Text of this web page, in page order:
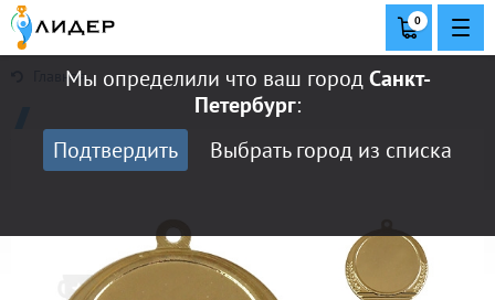
Мы определили что ваш городСанкт-
Петербург:
Подтвердить
Выбрать город из списка
0
Главная